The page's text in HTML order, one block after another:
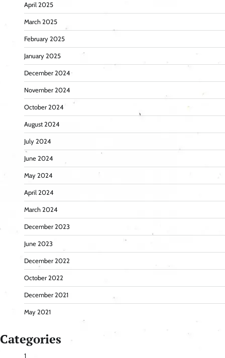
April 2025
March 2025
February 2025
January 2025
December 2024
November 2024
October 2024
August 2024
July 2024
June 2024
May 2024
April 2024
March 2024
December 2023
June 2023
December 2022
October 2022
December 2021
May 2021
Categories
1